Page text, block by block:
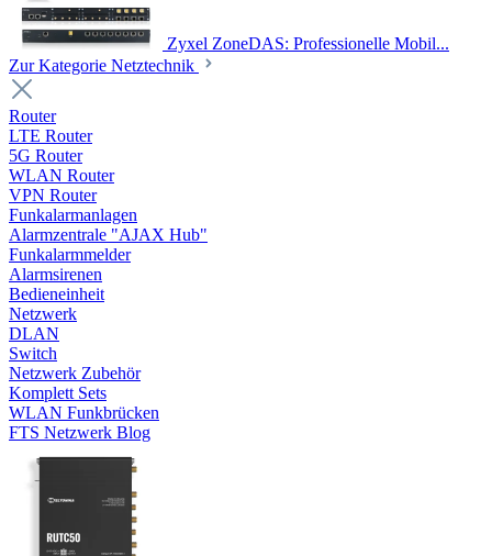
Zyxel ZoneDAS: Professionelle Mobil...
Zur Kategorie Netztechnik
Router
LTE Router
5G Router
WLAN Router
VPN Router
Funkalarmanlagen
Alarmzentrale "AJAX Hub"
Funkalarmmelder
Alarmsirenen
Bedieneinheit
Netzwerk
DLAN
Switch
Netzwerk Zubehör
Komplett Sets
WLAN Funkbrücken
FTS Netzwerk Blog